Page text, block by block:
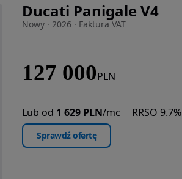
Ducati Panigale V4
Nowy · 2026 · Faktura VAT
127 000PLN
Lub od 1 629 PLN/mc RRSO 9.7%
Sprawdź ofertę